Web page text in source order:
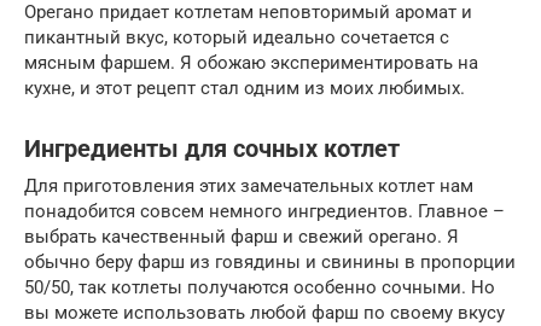
Орегано придает котлетам неповторимый аромат и
пикантный вкус, который идеально сочетается с
мясным фаршем. Я обожаю экспериментировать на
кухне, и этот рецепт стал одним из моих любимых.
Ингредиенты для сочных котлет
Для приготовления этих замечательных котлет нам
понадобится совсем немного ингредиентов. Главное –
выбрать качественный фарш и свежий орегано. Я
обычно беру фарш из говядины и свинины в пропорции
50/50, так котлеты получаются особенно сочными. Но
вы можете использовать любой фарш по своему вкусу